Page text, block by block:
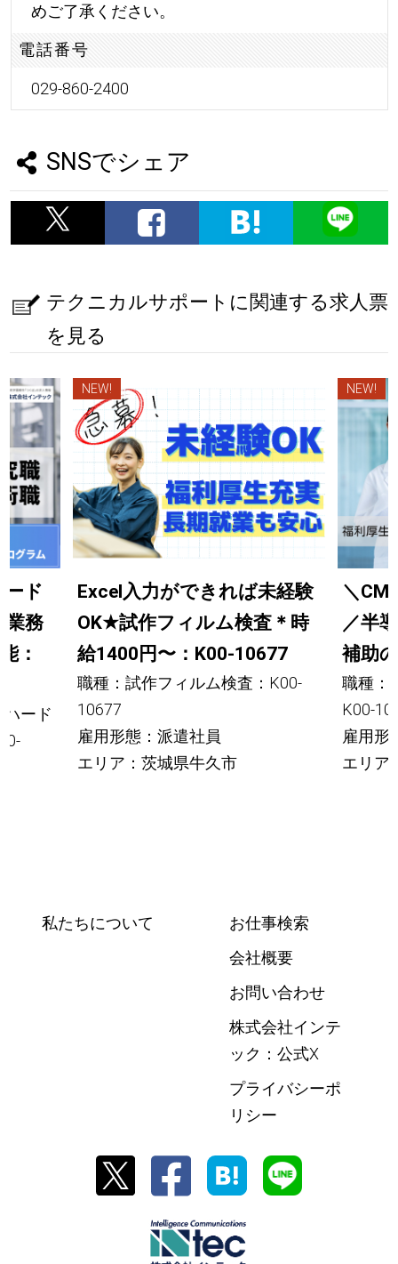
めご了承ください。
電話番号
029-860-2400
SNSでシェア
テクニカルサポートに関連する求人票
を見る
ド
業務
：
ード
NEW!
Excel入力ができれば未経験
OK★試作フィルム検査＊時
給1400円〜：K00-10677
職種：試作フィルム検査：K00-
10677
雇用形態：派遣社員
エリア：茨城県牛久市
NEW!
＼CM
／半
補助
職種：
K00-
雇用形
エリア
私たちについて
お仕事検索
会社概要
お問い合わせ
株式会社インテ
ック：公式X
プライバシーポ
リシー